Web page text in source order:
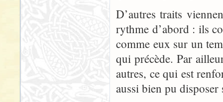
D’autres traits
rythme d’abord : ils
comme eux sur un
qui précède. Par
autres, ce qui est
aussi bien pu disposer